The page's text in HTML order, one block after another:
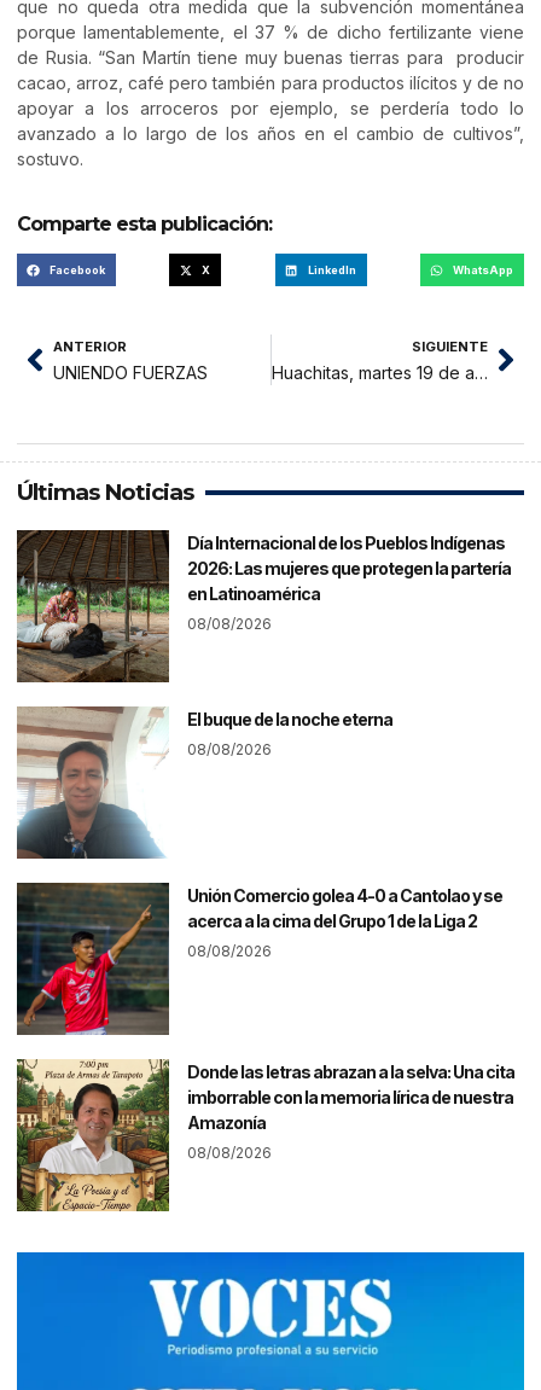
que no queda otra medida que la subvención momentánea
porque lamentablemente, el 37 % de dicho fertilizante viene
de Rusia. “San Martín tiene muy buenas tierras para producir
cacao, arroz, café pero también para productos ilícitos y de no
apoyar a los arroceros por ejemplo, se perdería todo lo
avanzado a lo largo de los años en el cambio de cultivos”,
sostuvo.
Comparte esta publicación:
Facebook X LinkedIn WhatsApp
ANTERIOR
UNIENDO FUERZAS
SIGUIENTE
Huachitas, martes 19 de abril 2022
Últimas Noticias
Día Internacional de los Pueblos Indígenas
2026: Las mujeres que protegen la partería
en Latinoamérica
08/08/2026
El buque de la noche eterna
08/08/2026
Unión Comercio golea 4-0 a Cantolao y se
acerca a la cima del Grupo 1 de la Liga 2
08/08/2026
Donde las letras abrazan a la selva: Una cita
imborrable con la memoria lírica de nuestra
Amazonía
08/08/2026